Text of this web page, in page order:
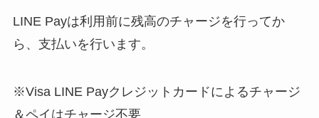
LINE Payは利用前に残高のチャージを行ってか
ら、支払いを行います。
※Visa LINE Payクレジットカードによるチャージ
＆ペイはチャージ不要